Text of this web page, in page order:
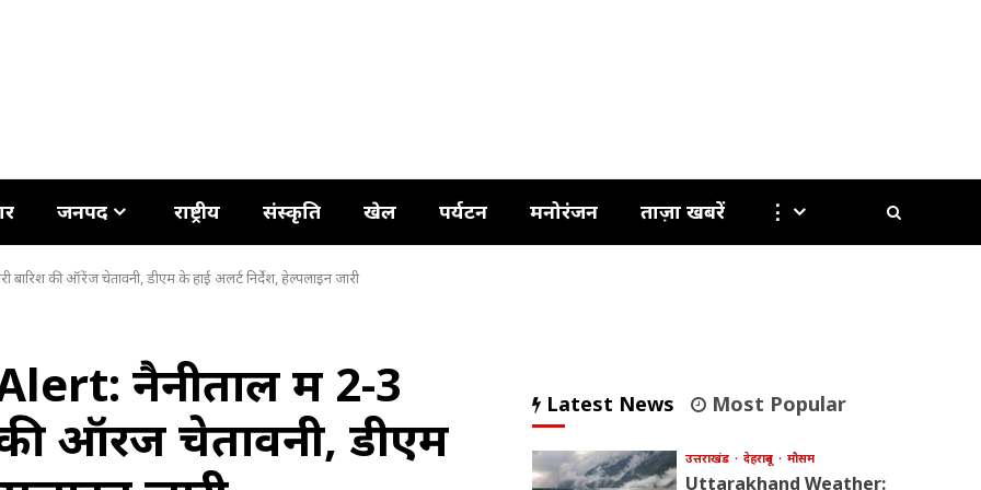
जनपद राष्ट्रीय संस्कृति खेल पर्यटन मनोरंजन ताज़ा खबरें ⋮
की ऑरेंज चेतावनी, डीएम के हाई अलर्ट निर्देश, हेल्पलाइन जारी
नैनीताल में 2-3
ऑरेंज चेतावनी, डीएम
Latest News Most Popular
उत्तराखंड देहरादून मौसम
Uttarakhand Weather: